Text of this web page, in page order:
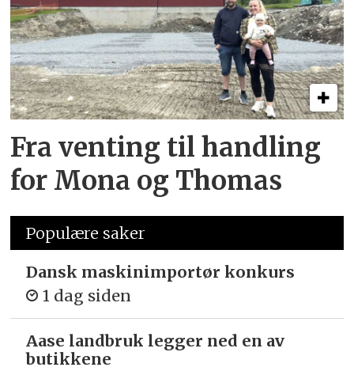
Fra venting til handling
for Mona og Thomas
Populære saker
Dansk maskinimportør konkurs
1 dag siden
Aase landbruk legger ned en av
butikkene